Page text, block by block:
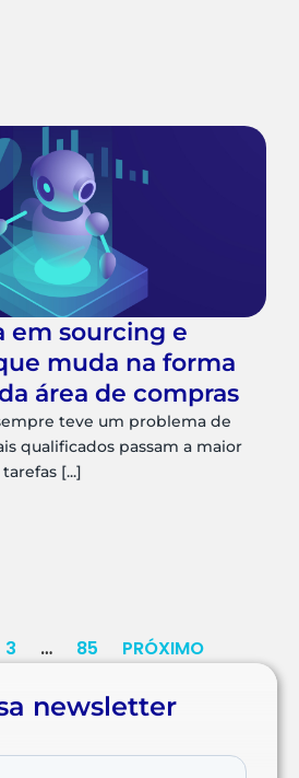
em sourcing e
muda na forma
área de compras
teve um problema de
qualificados passam a maior
[...]
3 … 85 PRÓXIMO
newsletter